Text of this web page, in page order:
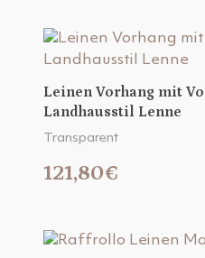
Leinen Vorhang mit
Landhausstil Lenne
Transparent
121,80€